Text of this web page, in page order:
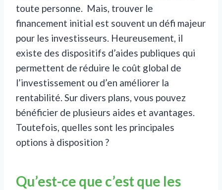
toute personne. Mais, trouver le
financement initial est souvent un défi majeur
pour les investisseurs. Heureusement, il
existe des dispositifs d’aides publiques qui
permettent de réduire le coût global de
l’investissement ou d’en améliorer la
rentabilité. Sur divers plans, vous pouvez
bénéficier de plusieurs aides et avantages.
Toutefois, quelles sont les principales
options à disposition ?
Qu’est-ce que c’est que les